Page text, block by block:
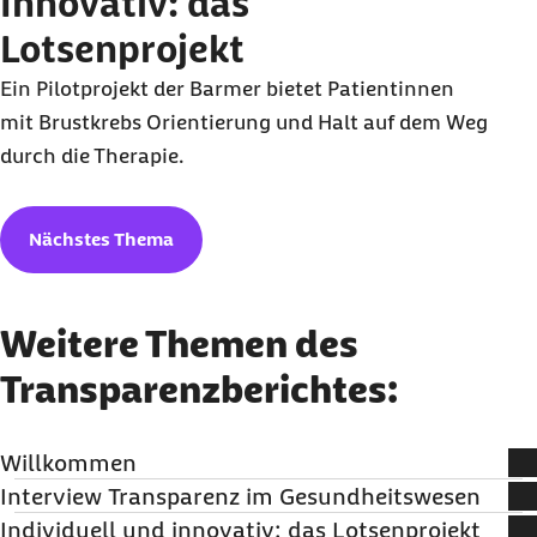
Lotsenprojekt
Ein Pilotprojekt der Barmer bietet Patientinnen
mit Brustkrebs Orientierung und Halt auf dem Weg
durch die Therapie.
Nächstes Thema
Weitere Themen des
Transparenzberichtes:
Willkommen
Vorwort des Vorstandsvorsitzenden der Barmer Prof. Dr.
Christoph Straub.
Interview Transparenz im Gesundheitswesen
Ein ehrliches, offenes Gesundheitswesen ist die
Individuell und innovativ: das Lotsenprojekt